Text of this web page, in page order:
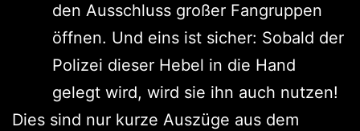
den Ausschluss großer Fangruppen
öffnen. Und eins ist sicher: Sobald der
Polizei dieser Hebel in die Hand
gelegt wird, wird sie ihn auch nutzen!
Dies sind nur kurze Auszüge aus dem